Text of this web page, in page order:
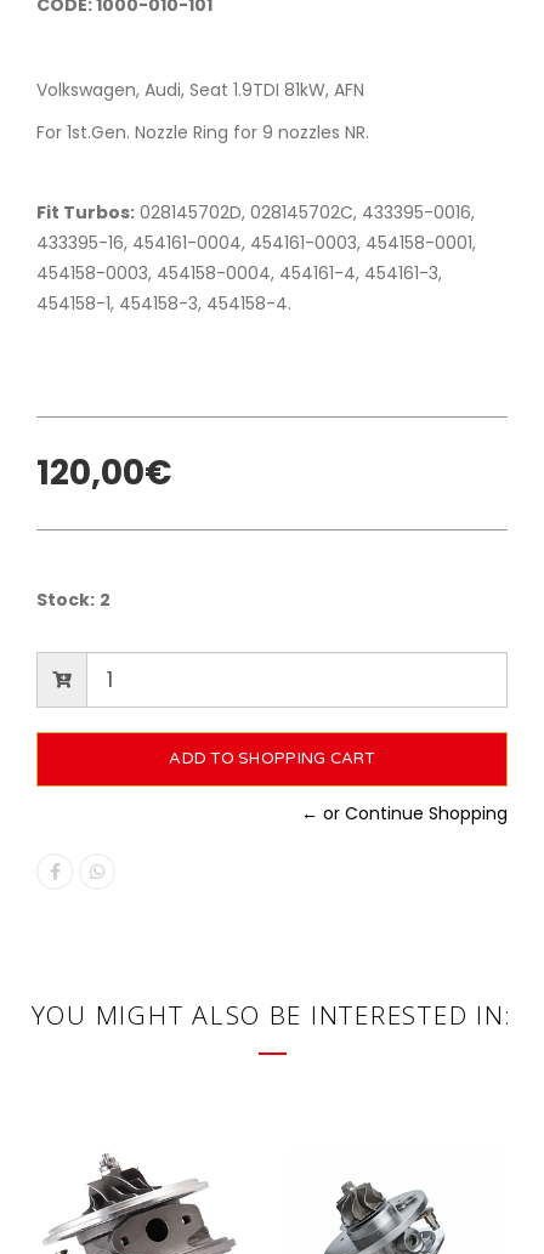
Volkswagen, Audi, Seat 1.9TDI 81kW, AFN
For 1st.Gen. Nozzle Ring for 9 nozzles NR.
Fit Turbos: 028145702D, 028145702C, 433395-0016,
433395-16, 454161-0004, 454161-0003, 454158-0001,
454158-0003, 454158-0004, 454161-4, 454161-3,
454158-1, 454158-3, 454158-4.
120,00€
Stock: 2
← or Continue Shopping
YOU MIGHT ALSO BE INTERESTED IN: